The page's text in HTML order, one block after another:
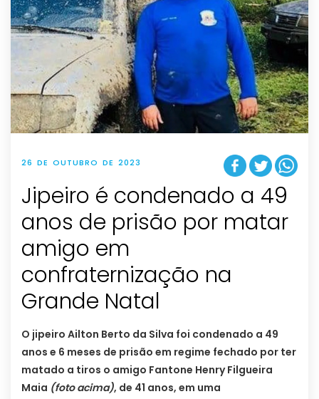
26 DE OUTUBRO DE 2023
Jipeiro é condenado a 49
anos de prisão por matar
amigo em
confraternização na
Grande Natal
O jipeiro Ailton Berto da Silva foi condenado a 49
anos e 6 meses de prisão em regime fechado por ter
matado a tiros o amigo Fantone Henry Filgueira
Maia (foto acima), de 41 anos, em uma